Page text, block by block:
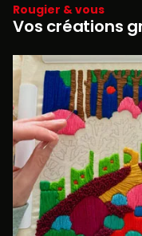
Rougier & vous
Vos créations